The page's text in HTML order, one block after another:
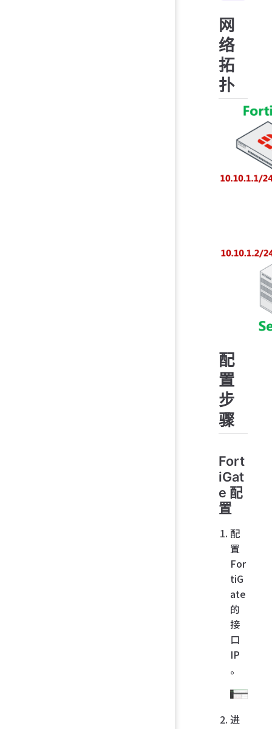
网
络
拓
扑
配
置
步
骤
Fort
iGat
e 配
置
配
置
For
tiG
ate
的
接
口
IP
。
进